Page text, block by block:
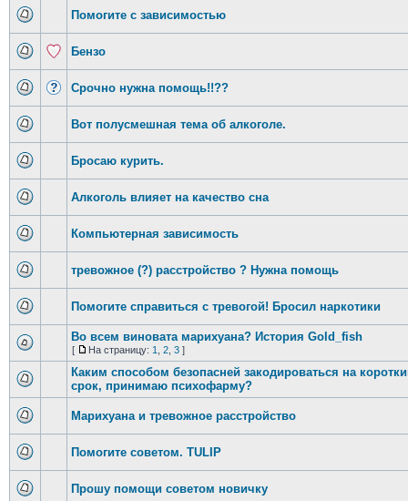
Помогите с зависимостью
Бензо
Срочно нужна помощь!!??
Вот полусмешная тема об алкоголе.
Бросаю курить.
Алкоголь влияет на качество сна
Компьютерная зависимость
тревожное (?) расстройство ? Нужна помощь
Помогите справиться с тревогой! Бросил наркотики
Во всем виновата марихуана? История Gold_fish
[ На страницу: 1 2, 3]
Каким способом безопасней закодироваться на
срок, принимаю психофарму?
Марихуана и тревожное расстройство
Помогите советом. TULIP
Прошу помощи советом новичку